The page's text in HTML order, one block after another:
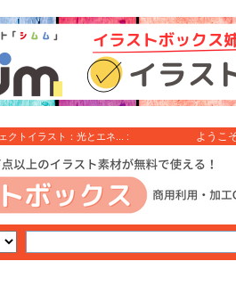
クトイラスト：光とエネ... :
ようこ